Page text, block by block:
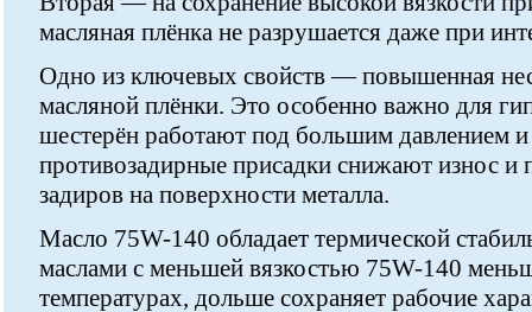
масляная плёнка не разрушается даже при
Одно из ключевых свойств — повышенная
масляной плёнки. Это особенно важно для
шестерён работают под большим давлением
противозадирные присадки снижают износ и
задиров на поверхности металла.
Масло 75W-140 обладает термической
маслами с меньшей вязкостью 75W-140
температурах, дольше сохраняет рабочие